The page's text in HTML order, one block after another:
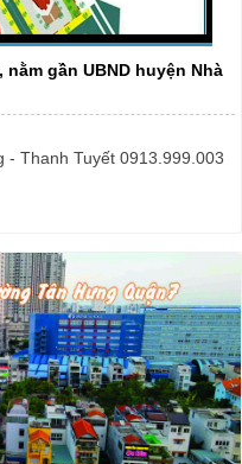
gần UBND huyện Nhà
Thanh Tuyết 0913.999.003